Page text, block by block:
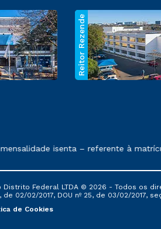
Reitor Rezende
conforme exposto no contrato de
isenta – referente à
Distrito Federal LTDA © 2026 - Todos os
02/02/2017, DOU nº 25, de 03/02/2017,
de Cookies